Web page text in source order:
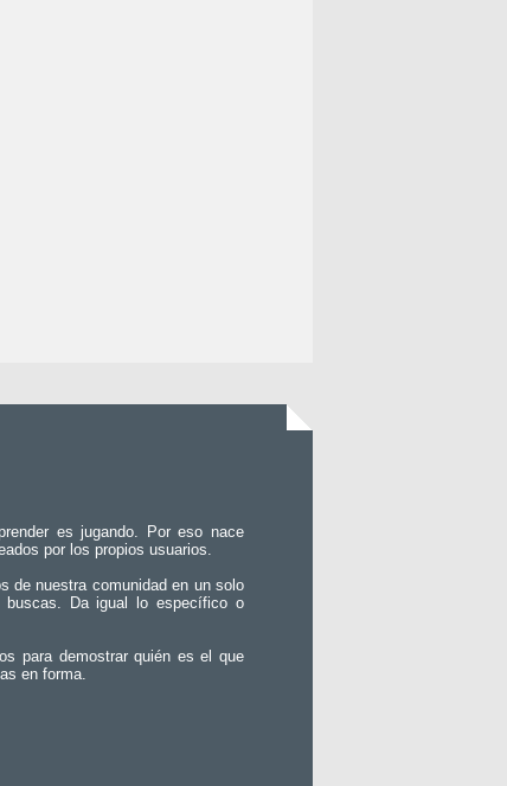
es jugando. Por eso nace
por los propios usuarios.
de nuestra comunidad en un solo
buscas. Da igual lo específico o
para demostrar quién es el que
en forma.